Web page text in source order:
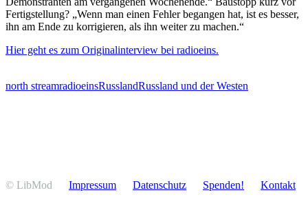
Fertig­stellung? „Wenn man einen Fehler begangen hat, ist es besser,
ihn am Ende zu korri­gieren, als ihn weiter zu machen.“
Hier geht es zum Origi­nal­in­terview bei radioeins.
north streamradioeinsRusslandRussland und der Westen
© LibMod Impressum Daten­schutz Spenden! Kontakt